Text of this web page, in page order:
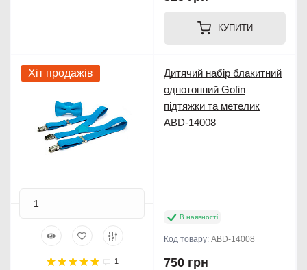
КУПИТИ
Хіт продажів
1
Дитячий набір блакитний
однотонний Gofin
підтяжки та метелик
ABD-14008
В наявності
Код товару: ABD-14008
750 грн